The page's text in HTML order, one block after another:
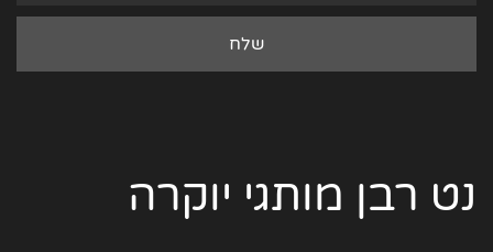
נט רבן מותגי יוקרה